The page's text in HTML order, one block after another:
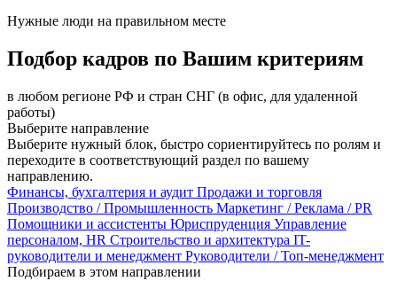
Нужные люди на правильном месте
Подбор кадров по Вашим критериям
в любом регионе РФ и стран СНГ (в офис, для удаленной
работы)
Выберите направление
Выберите нужный блок, быстро сориентируйтесь по ролям и
переходите в соответствующий раздел по вашему
направлению.
Финансы, бухгалтерия и аудит Продажи и торговля
Производство / Промышленность Маркетинг / Реклама / PR
Помощники и ассистенты Юриспруденция Управление
персоналом, HR Строительство и архитектура IT-
руководители и менеджмент Руководители / Топ-менеджмент
Подбираем в этом направлении